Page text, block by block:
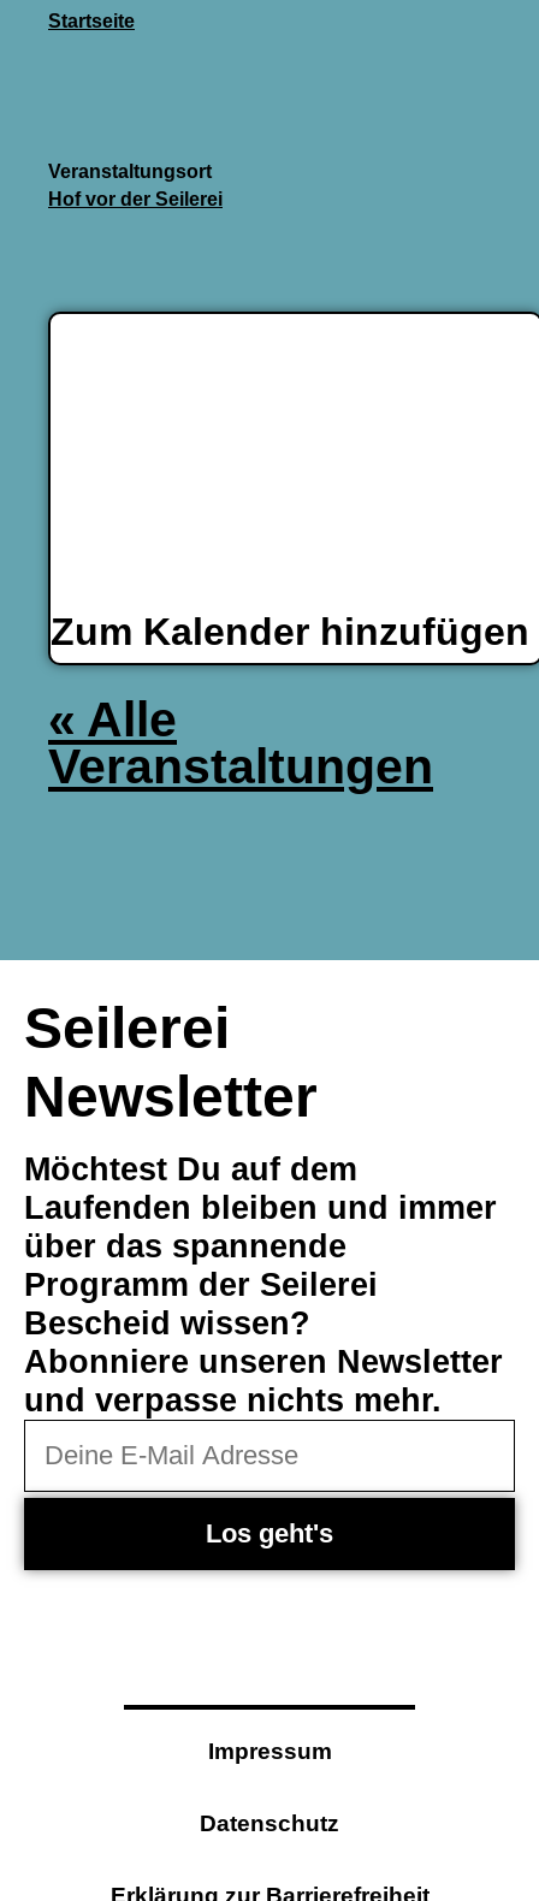
Startseite
Veranstaltungsort
Hof vor der Seilerei
Zum Kalender hinzufügen
« Alle
Veranstaltungen
Seilerei
Newsletter
Möchtest Du auf dem
Laufenden bleiben und immer
über das spannende
Programm der Seilerei
Bescheid wissen?
Abonniere unseren Newsletter
und verpasse nichts mehr.
Los geht's
Impressum
Datenschutz
Erklärung zur Barrierefreiheit